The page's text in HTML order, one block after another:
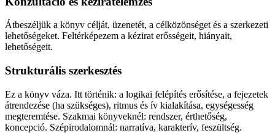
Átbeszéljük a könyv célját, üzenetét, a célközönséget és a szerkezeti
lehetőségeket. Feltérképezem a kézirat erősségeit, hiányait,
lehetőségeit.
Strukturális szerkesztés
Ez a könyv váza. Itt történik: a logikai felépítés erősítése, a fejezetek
átrendezése (ha szükséges), ritmus és ív kialakítása, egységesség
megteremtése. Szakmai könyveknél: rendszer, érthetőség,
koncepció. Szépirodalomnál: narratíva, karakterív, feszültség.